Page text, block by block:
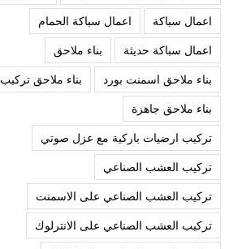
اعمال سباكة
اعمال سباكة الحمام
اعمال سباكة حديثة
بناء ملاحق
بناء ملاحق اسمنت بورد
بناء ملاحق تركيب
بناء ملاحق جاهزة
تركيب ارضيات باركية مع عزل صوتي
تركيب العشب الصناعي
تركيب العشب الصناعي على الاسمنت
تركيب العشب الصناعي على الانترلوك